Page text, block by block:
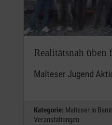
Realitätsnah
Malteser Jugend
Kategorie: Malteser in
Veranstaltungen